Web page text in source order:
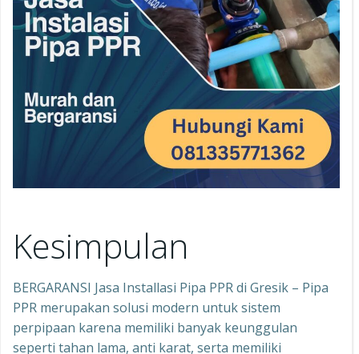
Kesimpulan
BERGARANSI Jasa Installasi Pipa PPR di Gresik – Pipa
PPR merupakan solusi modern untuk sistem
perpipaan karena memiliki banyak keunggulan
seperti tahan lama, anti karat, serta memiliki